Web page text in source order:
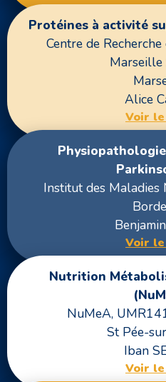
Protéines à activité
Centre de
Marseille
Alice
Voir
Institut des Maladies
Voir
Nutrition
NuMeA,
St Pée-
Iban
Voir